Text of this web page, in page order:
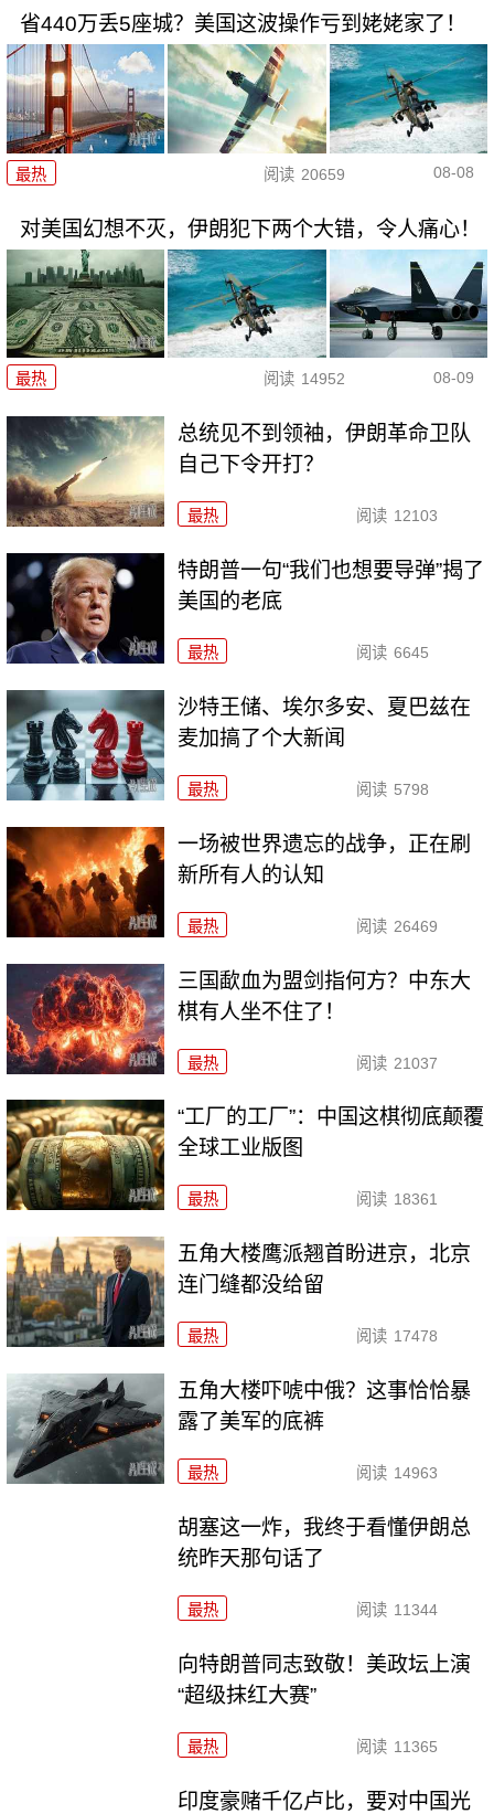
省440万丢5座城？美国这波操作亏到姥姥家了！
最热 阅读 20659 08-08
对美国幻想不灭，伊朗犯下两个大错，令人痛心！
最热 阅读 14952 08-09
总统见不到领袖，伊朗革命卫队
自己下令开打？
最热 阅读 12103
特朗普一句“我们也想要导弹”揭了
美国的老底
最热 阅读 6645
沙特王储、埃尔多安、夏巴兹在
麦加搞了个大新闻
最热 阅读 5798
一场被世界遗忘的战争，正在刷
新所有人的认知
最热 阅读 26469
三国歃血为盟剑指何方？中东大
棋有人坐不住了！
最热 阅读 21037
“工厂的工厂”：中国这棋彻底颠覆
全球工业版图
最热 阅读 18361
五角大楼鹰派翘首盼进京，北京
连门缝都没给留
最热 阅读 17478
五角大楼吓唬中俄？这事恰恰暴
露了美军的底裤
最热 阅读 14963
胡塞这一炸，我终于看懂伊朗总
统昨天那句话了
最热 阅读 11344
向特朗普同志致敬！美政坛上演
“超级抹红大赛”
最热 阅读 11365
印度豪赌千亿卢比，要对中国光